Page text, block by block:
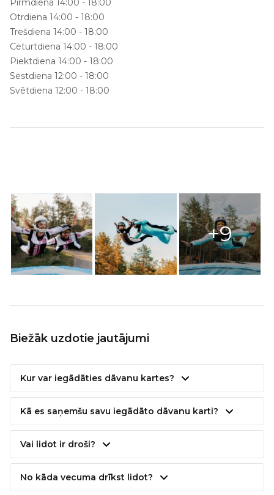
Otrdiena 14:00 - 18:00
Trešdiena 14:00 - 18:00
Ceturtdiena 14:00 - 18:00
Piektdiena 14:00 - 18:00
Sestdiena 12:00 - 18:00
Svētdiena 12:00 - 18:00
+9
Biežāk uzdotie jautājumi
Kur var iegādāties dāvanu kartes?
Kā es saņemšu savu iegādāto dāvanu karti?
Vai lidot ir droši?
No kāda vecuma drīkst lidot?